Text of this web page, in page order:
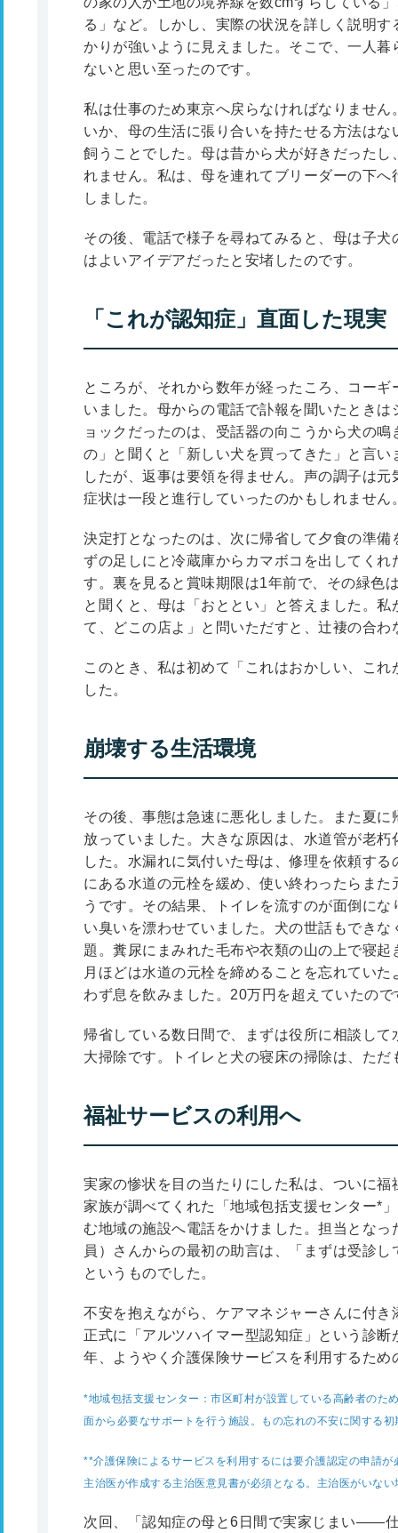
る」など。しかし、実際の状況を詳しく説明
かりが強いように見えました。そこで、一人
ないと思い至ったのです。
私は仕事のため東京へ戻らなければなりませ
いか、母の生活に張り合いを持たせる方法は
飼うことでした。母は昔から犬が好きだった
れません。私は、母を連れてブリーダーの下
しました。
その後、電話で様子を尋ねてみると、母は子
はよいアイデアだったと安堵したのです。
「これが認知症」直面した現実
ところが、それから数年が経ったころ、コー
いました。母からの電話で訃報を聞いたとき
ョックだったのは、受話器の向こうから犬の
の」と聞くと「新しい犬を買ってきた」と言
したが、返事は要領を得ません。声の調子は
症状は一段と進行していったのかもしれません
決定打となったのは、次に帰省して夕食の準
ずの足しにと冷蔵庫からカマボコを出してく
す。裏を見ると賞味期限は1年前で、その緑色
と聞くと、母は「おととい」と答えました。
て、どこの店よ」と問いただすと、辻褄の合
このとき、私は初めて「これはおかしい、こ
した。
崩壊する生活環境
その後、事態は急速に悪化しました。また夏
放っていました。大きな原因は、水道管が老
した。水漏れに気付いた母は、修理を依頼す
にある水道の元栓を緩め、使い終わったらま
うです。その結果、トイレを流すのが面倒に
い臭いを漂わせていました。犬の世話もでき
題。糞尿にまみれた毛布や衣類の山の上で寝
月ほどは水道の元栓を締めることを忘れてい
わず息を飲みました。20万円を超えていたので
帰省している数日間で、まずは役所に相談し
大掃除です。トイレと犬の寝床の掃除は、ただ
福祉サービスの利用へ
実家の惨状を目の当たりにした私は、ついに
家族が調べてくれた「地域包括支援センター*
む地域の施設へ電話をかけました。担当とな
員）さんからの最初の助言は、「まずは受診
というものでした。
不安を抱えながら、ケアマネジャーさんに付
正式に「アルツハイマー型認知症」という診
年、ようやく介護保険サービスを利用するた
*地域包括支援センター：市区町村が設置している高齢者のた
面から必要なサポートを行う施設。もの忘れの不安に関する
**介護保険によるサービスを利用するには要介護認定の申請
主治医が作成する主治医意見書が必須となる。主治医がいな
次回、「認知症の母と6日間で実家じまい――